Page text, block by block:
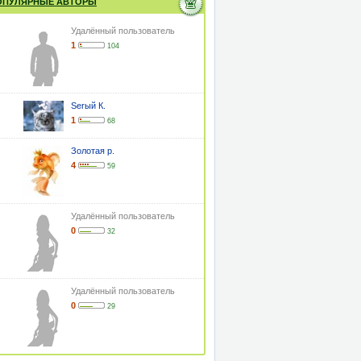
Удалённый пользователь
1
104
Serый К.
1
68
Золотая р.
4
59
Удалённый пользователь
0
32
Удалённый пользователь
0
29